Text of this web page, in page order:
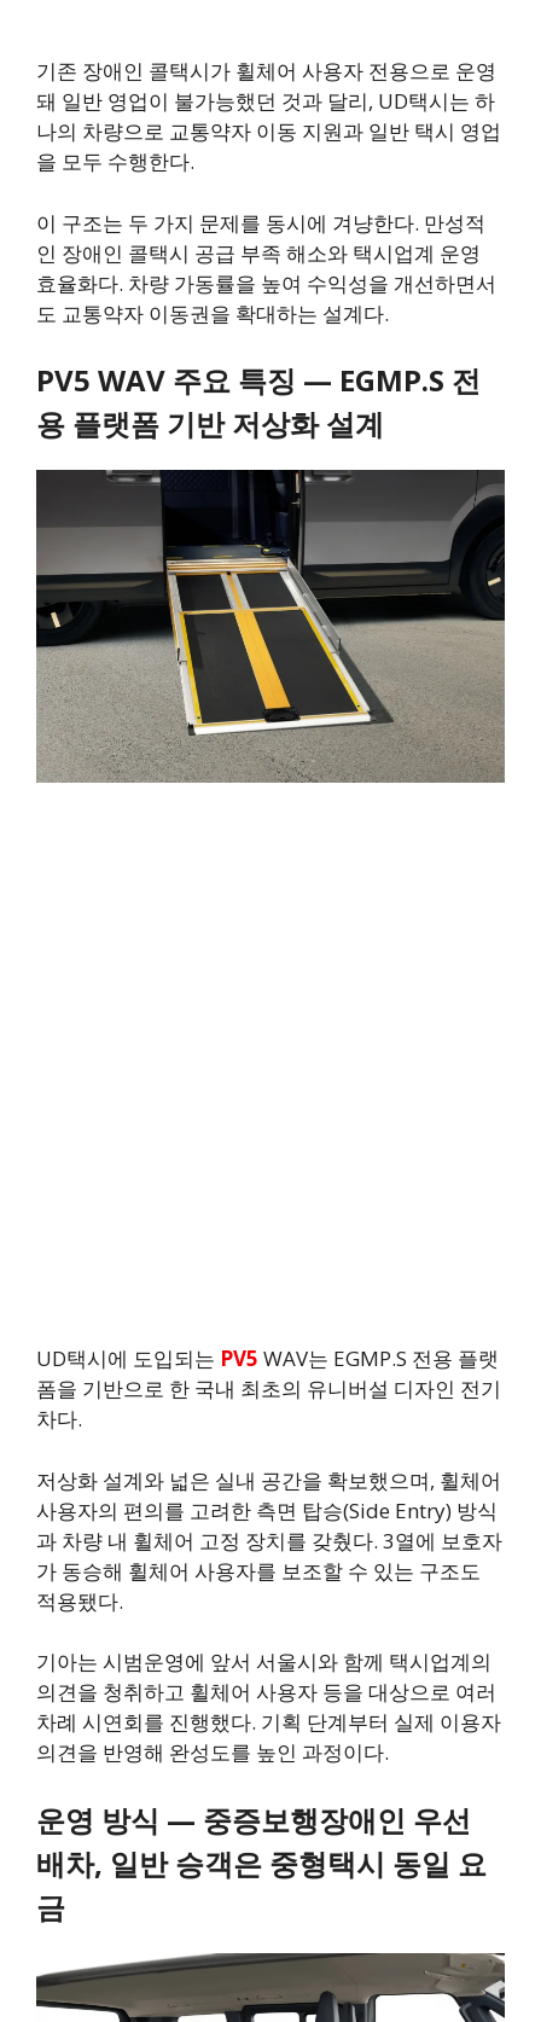
기존 장애인 콜택시가 휠체어 사용자 전용으로 운영
돼 일반 영업이 불가능했던 것과 달리, UD택시는 하
나의 차량으로 교통약자 이동 지원과 일반 택시 영업
을 모두 수행한다.
이 구조는 두 가지 문제를 동시에 겨냥한다. 만성적
인 장애인 콜택시 공급 부족 해소와 택시업계 운영
효율화다. 차량 가동률을 높여 수익성을 개선하면서
도 교통약자 이동권을 확대하는 설계다.
PV5 WAV 주요 특징 — EGMP.S 전
용 플랫폼 기반 저상화 설계
UD택시에 도입되는 PV5 WAV는 EGMP.S 전용 플랫
폼을 기반으로 한 국내 최초의 유니버설 디자인 전기
차다.
저상화 설계와 넓은 실내 공간을 확보했으며, 휠체어
사용자의 편의를 고려한 측면 탑승(Side Entry) 방식
과 차량 내 휠체어 고정 장치를 갖췄다. 3열에 보호자
가 동승해 휠체어 사용자를 보조할 수 있는 구조도
적용됐다.
기아는 시범운영에 앞서 서울시와 함께 택시업계의
의견을 청취하고 휠체어 사용자 등을 대상으로 여러
차례 시연회를 진행했다. 기획 단계부터 실제 이용자
의견을 반영해 완성도를 높인 과정이다.
운영 방식 — 중증보행장애인 우선
배차, 일반 승객은 중형택시 동일 요
금